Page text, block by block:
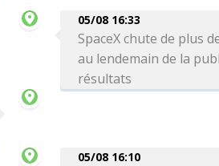
05/08 16:33
SpaceX chute de plus
au lendemain de la
résultats
05/08 16:10